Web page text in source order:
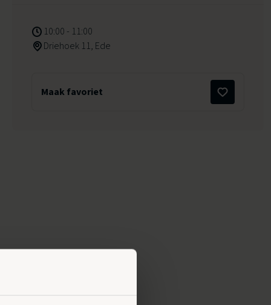
10:00 - 11:00
Driehoek 11, Ede
Maak favoriet